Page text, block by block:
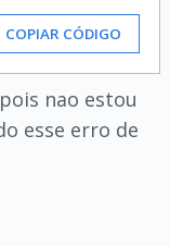
COPIAR CÓDIGO
nao estou
esse erro de